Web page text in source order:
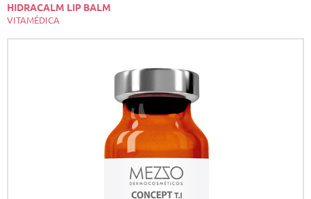
HIDRACALM LIP BALM
VITAMÉDICA